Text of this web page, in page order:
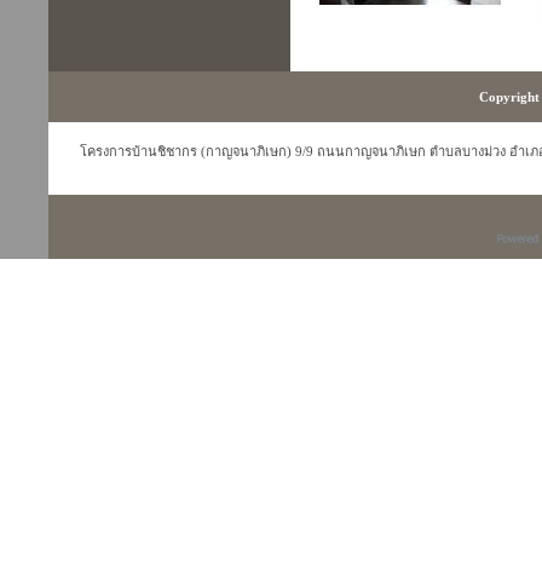
Copyright
โครงการบ้านชิชากร (กาญจนาภิเษก) 9/9 ถนนกาญจนาภิเษก ตำบลบางม่วง อำเ